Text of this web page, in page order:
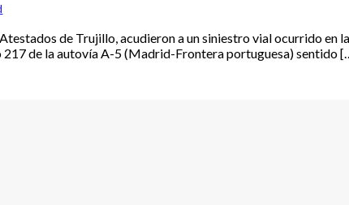
de Trujillo, acudieron a un siniestro vial ocurrido en
217 de la autovía A-5 (Madrid-Frontera portuguesa) sentido